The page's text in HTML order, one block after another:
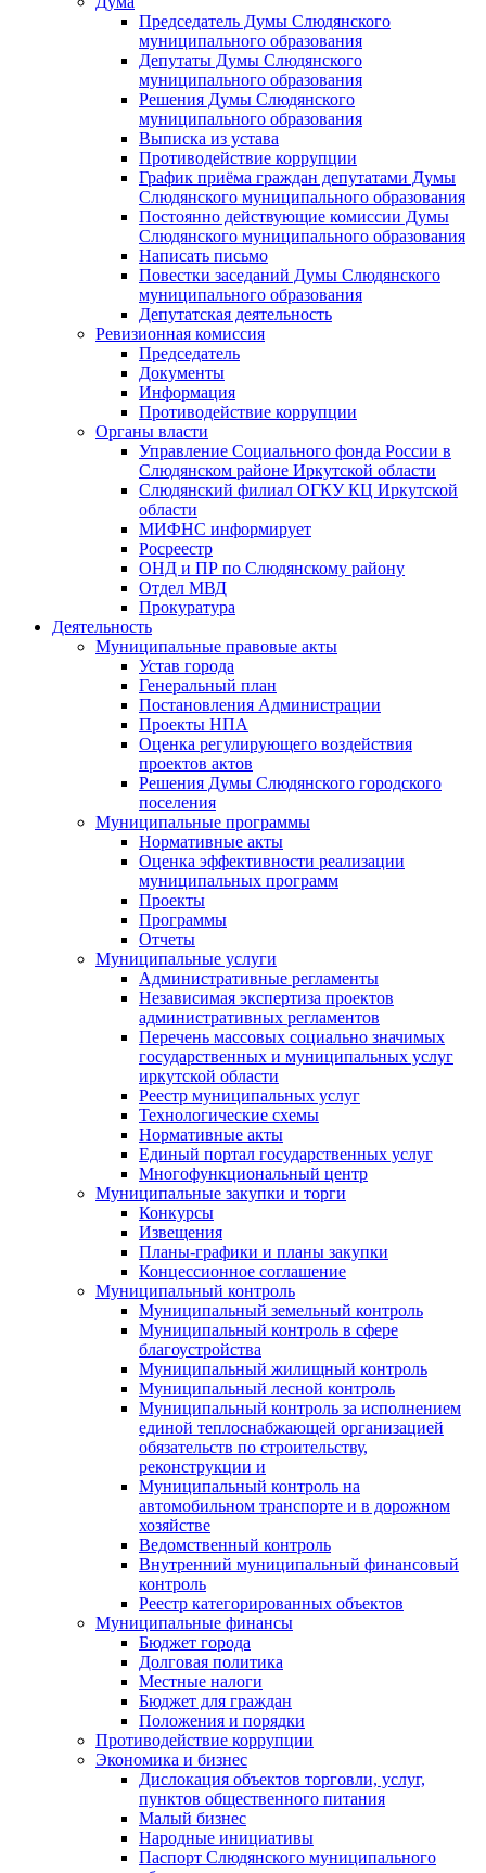
Председатель Думы Слюдянского
муниципального образования
Депутаты Думы Слюдянского
муниципального образования
Решения Думы Слюдянского
муниципального образования
Выписка из устава
Противодействие коррупции
График приёма граждан депутатами Думы
Слюдянского муниципального образования
Постоянно действующие комиссии Думы
Слюдянского муниципального образования
Написать письмо
Повестки заседаний Думы Слюдянского
муниципального образования
Депутатская деятельность
Ревизионная комиссия
Председатель
Документы
Информация
Противодействие коррупции
Органы власти
Управление Социального фонда России в
Слюдянском районе Иркутской области
Слюдянский филиал ОГКУ КЦ Иркутской
области
МИФНС информирует
Росреестр
ОНД и ПР по Слюдянскому району
Отдел МВД
Прокуратура
Деятельность
Муниципальные правовые акты
Устав города
Генеральный план
Постановления Администрации
Проекты НПА
Оценка регулирующего воздействия
проектов актов
Решения Думы Слюдянского городского
поселения
Муниципальные программы
Нормативные акты
Оценка эффективности реализации
муниципальных программ
Проекты
Программы
Отчеты
Муниципальные услуги
Административные регламенты
Независимая экспертиза проектов
административных регламентов
Перечень массовых социально значимых
государственных и муниципальных услуг
иркутской области
Реестр муниципальных услуг
Технологические схемы
Нормативные акты
Единый портал государственных услуг
Многофункциональный центр
Муниципальные закупки и торги
Конкурсы
Извещения
Планы-графики и планы закупки
Концессионное соглашение
Муниципальный контроль
Муниципальный земельный контроль
Муниципальный контроль в сфере
благоустройства
Муниципальный жилищный контроль
Муниципальный лесной контроль
Муниципальный контроль за исполнением
единой теплоснабжающей организацией
обязательств по строительству,
реконструкции и
Муниципальный контроль на
автомобильном транспорте и в дорожном
хозяйстве
Ведомственный контроль
Внутренний муниципальный финансовый
контроль
Реестр категорированных объектов
Муниципальные финансы
Бюджет города
Долговая политика
Местные налоги
Бюджет для граждан
Положения и порядки
Противодействие коррупции
Экономика и бизнес
Дислокация объектов торговли, услуг,
пунктов общественного питания
Малый бизнес
Народные инициативы
Паспорт Слюдянского муниципального